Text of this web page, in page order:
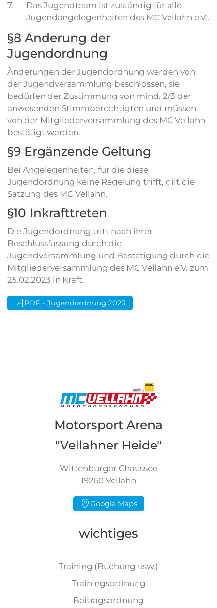
7.
Das Jugendteam ist zuständig für alle
Jugendangelegenheiten des MC Vellahn e.V..
§8 Änderung der
Jugendordnung
Änderungen der Jugendordnung werden von
der Jugendversammlung beschlossen, sie
bedürfen der Zustimmung von mind. 2/3 der
anwesenden Stimmberechtigten und müssen
von der Mitgliederversammlung des MC Vellahn
bestätigt werden.
§9 Ergänzende Geltung
Bei Angelegenheiten, für die diese
Jugendordnung keine Regelung trifft, gilt die
Satzung des MC Vellahn.
§10 Inkrafttreten
Die Jugendordnung tritt nach ihrer
Beschlussfassung durch die
Jugendversammlung und Bestätigung durch die
Mitgliederversammlung des MC Vellahn e.V. zum
25.02.2023 in Kraft.
PDF - Jugendordnung 2023
Motorsport Arena
"Vellahner Heide"
Wittenburger Chaussee
19260 Vellahn
Google Maps
wichtiges
Training (Buchung usw.)
Trainingsordnung
Beitragsordnung